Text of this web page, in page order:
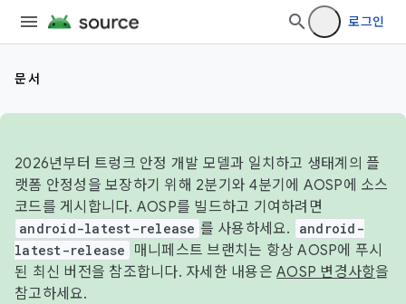
로그인
문서
2026년부터 트렁크 안정 개발 모델과 일치하고 생태계의 플
랫폼 안정성을 보장하기 위해 2분기와 4분기에 AOSP에 소스
코드를 게시합니다. AOSP를 빌드하고 기여하려면
android-latest-release 를 사용하세요.
android-
latest-release
매니페스트 브랜치는 항상 AOSP에 푸시
된 최신 버전을 참조합니다. 자세한 내용은 AOSP 변경사항을
참고하세요.